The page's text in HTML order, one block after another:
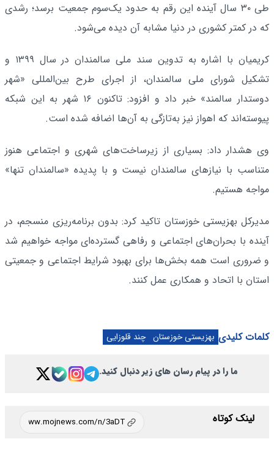
طی ۳۰ سال آینده این رقم به حدود یک‌سوم جمعیت برسد؛ رشدی
که در کمتر کشوری در دنیا مشابه آن دیده می‌شود.
کریمیان با اشاره به تدوین سند ملی سالمندان در سال ۱۳۹۹ و
تشکیل شورای ملی سالمندان، از اجرای طرح بین‌المللی «شهر
دوستدار سالمند» خبر داد و افزود: تاکنون ۱۶ شهر به این شبکه
پیوسته‌اند که اهواز نیز به‌تازگی به آن‌ها اضافه شده است.
وی هشدار داد: بسیاری از زیرساخت‌های شهری و اجتماعی هنوز
متناسب با نیازهای سالمندان نیست و با پدیده «سالمندان تنها»
مواجه هستیم.
مدیرکل بهزیستی خوزستان تاکید کرد: بدون برنامه‌ریزی منسجم، در
آینده با بحران‌های اجتماعی و رفاهی گسترده‌ای مواجه خواهیم شد
و ضروری است همه بخش‌ها برای بهبود شرایط اجتماعی و جمعیتی
استان با اتحاد و همکاری عمل کنند.
کلمات کلیدی بهزیستی خوزستان چند قلوزایی
ما را در پیام رسان های زیر دنبال کنید.
لینک کوتاه